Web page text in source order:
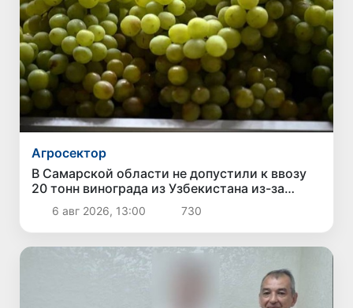
Агросектор
В Самарской области не допустили к ввозу
20 тонн винограда из Узбекистана из-за
выявления карантинного сорняка
6 авг 2026, 13:00 730